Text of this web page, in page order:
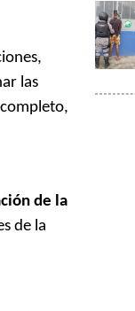
las
de la
de la